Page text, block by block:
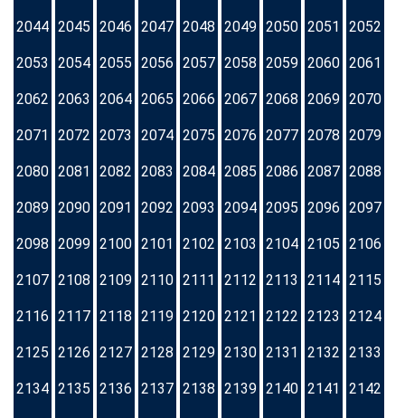
2044 2045 2046 2047 2048 2049 2050 2051 2052
2053 2054 2055 2056 2057 2058 2059 2060 2061
2062 2063 2064 2065 2066 2067 2068 2069 2070
2071 2072 2073 2074 2075 2076 2077 2078 2079
2080 2081 2082 2083 2084 2085 2086 2087 2088
2089 2090 2091 2092 2093 2094 2095 2096 2097
2098 2099 2100 2101 2102 2103 2104 2105 2106
2107 2108 2109 2110 2111 2112 2113 2114 2115
2116 2117 2118 2119 2120 2121 2122 2123 2124
2125 2126 2127 2128 2129 2130 2131 2132 2133
2134 2135 2136 2137 2138 2139 2140 2141 2142